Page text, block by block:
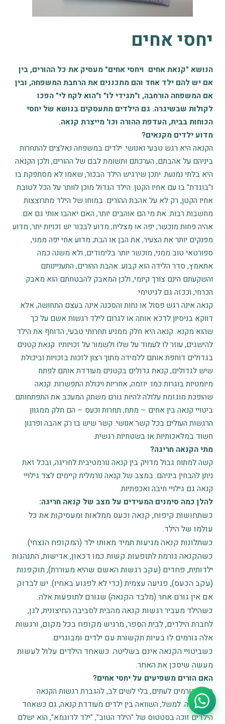
יחסי אחים
הנושא "קנאת אחים ויחסי אחים" מעסיק את כל ההורים, בין
אם יש להם ילד אחד והם מתכננים את הרחבת המשפחה, ובין
אם המשפחה הורחבה, ו"תגידי לו" ו"הוא לקח לי" הפכו
לקולות שבשיגרה. גם הילדים מתעסקים בנושא של יחסי
הכוחות בבית, העדפת ההורה וכו' מייצרת קנאה.
מדוע ילדים מקנאים?
הקנאה היא רגש טבעי ואנושי. ילדים במשפחה נאלצים להתחרות
ביניהם על אהבתם, הערכתם ותשומת לבם של ההורים, ולכן הקנאה
היא בלתי נמנעת. יתכן שירגיש הילד הבכור, שאמו לא מסתפקת בו
ו"בוגדת" בו עם אחיו הקטן. הילד הגדול מוכן לוותר על הכל לטובת
אחיו הקטן, רק לא על אהבת ההורים. במוחו של הילד מתרוצצות
מחשבות רבות: את מי הם אוהבים יותר, האם יאהבו אותי גם אם
אהיה פחות מוכשר, יפה או מצליח; מדוע לבכור יש זכויות יתר, מדוע
מפנקים יותר את הצעיר, את הבן או הבת; מדוע אחי יפה ממני,
ספורטאי טוב ממני, מוכשר יותר בלימודים, ולא משנה כמה
אתאמץ, סדר הלידה הוא קבוע. אהבת ההורים, התעניינותם
והשקעתם הינם צורך קיומי, ולכן המאבק להבטחתם הוא מאבק
הכרחי, וככזה גם לגיטימי.
קנאה אינה רגש פסול או נחות והסכנה אינה בעצם התחושה, אלא
דווקא בניסיון לדכא אותה או לגרום לילד רגשות אשם על כך
שהוא מקנא. קנאה היא חלק ממניע תחרותי טבעי, הדוחף את הילד
להישגים, עוזר לו לעמוד על שלו ולשמור על זכויותיו. קנאת קטנים
בגדולים דוחפת אותם ללמידה מתוך רצון לזכות בזכויות וביכולת
שיש לגדולים, קנאת גדולים בקטנים מעודדת אותם לפתח
מיומנויות בוגרות כמו: יוזמה, אחריות ויכולת התפשרות. קנאה
שהופכת מוגזמת עלולה להיות גורם משתק המעכב את התפתחותם.
ביטויי קנאה בין אחים – מתח, תחרות וכעס – הם חלק ממגוון
הרגשות העולים בכל קשר אנושי. קשר שיש בו רק אהבה ופרגון
חשוד במלאכותיות או בשטחיות רגשית.
מתי הקנאה חריגה?
קשה למתוח גבול מדויק בין קנאה נורמטיבית לחריגה, ובכל זאת
ניתן להבחין ביניהם. במצב של קנאה נורמלית קיימים לצד גילויי
קנאה גם גילויי חיבה ואכפתיות.
להלן כמה סימנים המעידים על מצב של קנאה חריגה:
כשתחושות קיפוח, קנאה וכעס ממלאות ומעסיקות את כל
עולמו של הילד.
כשתלונות קנאה מגיעות תמיד מאותו ילד (המקופח הנצחי).
כשהקנאה גורמת לתופעות קשות כמו דכאון, אדישות, התנהגות
ילדותית, פחדים (עקב רגשות האשם שהיא מעוררת), תוקפנות
(עקב הכעס), פגיעה עצמית (כדי לא לפגוע באחיו). יש לבדוק
אם אין גורם אחר (מלבד הקנאה) שגורם לתופעות אלה.
כשהילד מעביר רגשות קנאה מהבית לסביבה החיצונית, לגן,
לחברת הילדים, לבית הספר, מרגיש מקופח בכל מקום, ורגשות
אלה גורמים לו בעיות תקשורת עם ילדים ומבוגרים.
כשביטויי הקנאה אינם בשליטה. כשאחד הילדים עלול לעשות
מעשה שיסכן את האחר.
האם הורים משפיעים על יחסי אחים?
הורים גורמים לעתים, בלי לשים לב, להגברת רגשות הקנאה
במשפחה. למשל, השוואה בין ילדים מעודדת קנאה, גם כשאחד
הילדים זוכה בסטטוס של "הילד הטוב", "ילד לדוגמא", הוא ישלם